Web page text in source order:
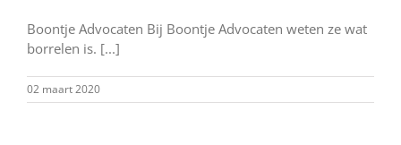
Boontje Advocaten Bij Boontje Advocaten weten ze wat
borrelen is. [...]
02 maart 2020